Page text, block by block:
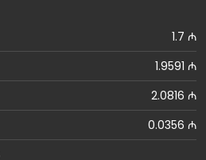
1.7 ₼
1.9591 ₼
2.0816 ₼
0.0356 ₼